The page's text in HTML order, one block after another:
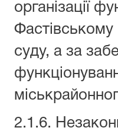
організації
Фастівському
суду, а за
2.1.6.